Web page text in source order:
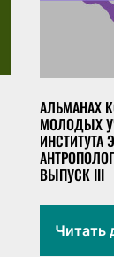
АЛЬМАНАХ
МОЛОДЫХ
ИНСТИТУТА
ВЫПУСК III
Читать